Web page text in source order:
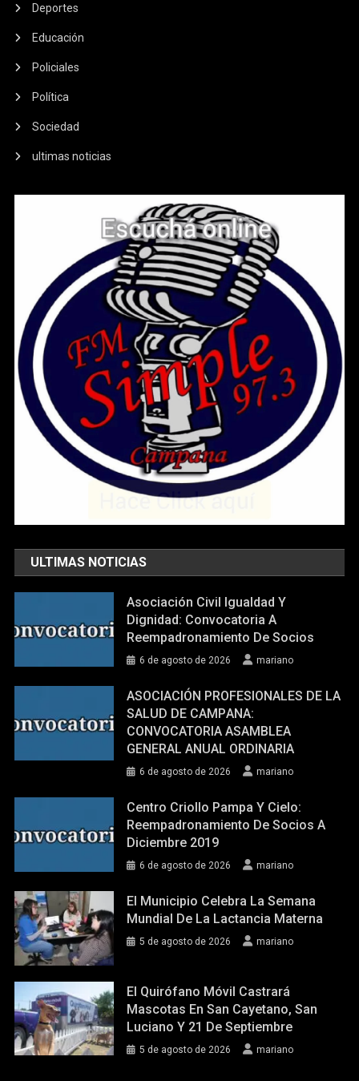
Deportes
Educación
Policiales
Política
Sociedad
ultimas noticias
ULTIMAS NOTICIAS
Asociación Civil Igualdad Y
Dignidad: Convocatoria A
Reempadronamiento De Socios
6 de agosto de 2026 mariano
ASOCIACIÓN PROFESIONALES DE LA
SALUD DE CAMPΑΝΑ:
CONVOCATORIA ASAMBLEA
GENERAL ANUAL ORDINARIA
6 de agosto de 2026 mariano
Centro Criollo Pampa Y Cielo:
Reempadronamiento De Socios A
Diciembre 2019
6 de agosto de 2026 mariano
El Municipio Celebra La Semana
Mundial De La Lactancia Materna
5 de agosto de 2026 mariano
El Quirófano Móvil Castrará
Mascotas En San Cayetano, San
Luciano Y 21 De Septiembre
5 de agosto de 2026 mariano